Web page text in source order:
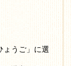
ょうご」に選